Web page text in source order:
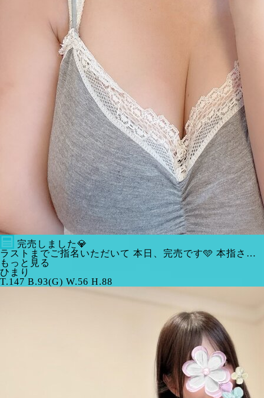
完売しました💎
ラストまでご指名いただいて 本日、完売です🩵 本指さ…
もっと見る
ひまり
T.147 B.93(G) W.56 H.88